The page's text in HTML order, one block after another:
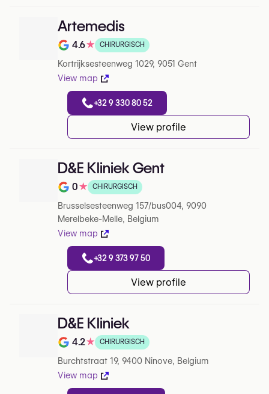
Artemedis
Note de 4.6 sur 5 sur Google
4.6★ CHIRURGISCH
Kortrijksesteenweg 1029, 9051 Gent
View map
+32 9 330 80 52
View profile
D&E Kliniek Gent
Note de 0 sur 5 sur Google
0★ CHIRURGISCH
Brusselsesteenweg 157/bus004, 9090
Merelbeke-Melle, Belgium
View map
+32 9 373 97 50
View profile
D&E Kliniek
Note de 4.2 sur 5 sur Google
4.2★ CHIRURGISCH
Burchtstraat 19, 9400 Ninove, Belgium
View map